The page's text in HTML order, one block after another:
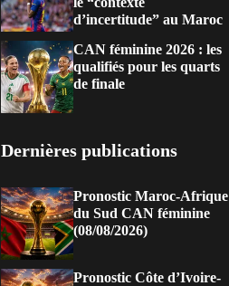
d’incertitude” au Maroc
CAN féminine 2026 : les
qualifiés pour les quarts
de finale
Dernières publications
Pronostic Maroc-Afrique
du Sud CAN féminine
(08/08/2026)
Pronostic Côte d’Ivoire-